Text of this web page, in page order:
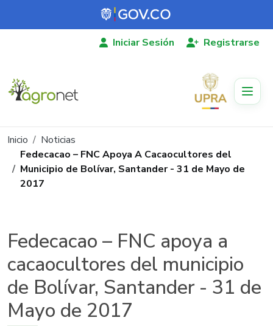
Pasar al contenido principal
Iniciar Sesión Registrarse
Ruta de navegación
Inicio
Noticias
Fedecacao – FNC Apoya A Cacaocultores del
Municipio de Bolívar, Santander - 31 de Mayo de
2017
Fedecacao – FNC apoya a
cacaocultores del municipio
de Bolívar, Santander - 31 de
Mayo de 2017